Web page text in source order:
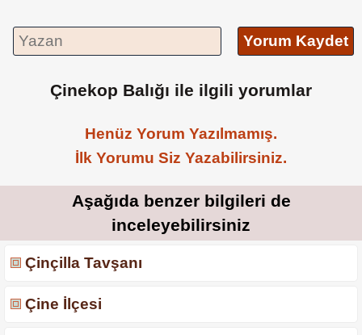
Yorum Kaydet
Çinekop Balığı ile ilgili yorumlar
Henüz Yorum Yazılmamış.
İlk Yorumu Siz Yazabilirsiniz.
Aşağıda benzer bilgileri de
inceleyebilirsiniz
Çinçilla Tavşanı
Çine İlçesi